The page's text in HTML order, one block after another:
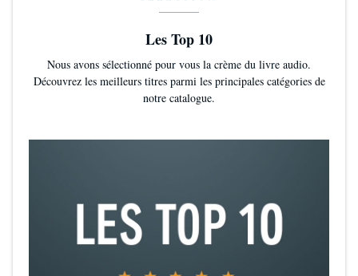
Les Top 10
Nous avons sélectionné pour vous la crème du livre audio.
Découvrez les meilleurs titres parmi les principales catégories de
notre catalogue.